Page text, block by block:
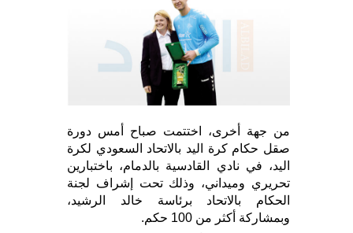
من جهة أخرى، اختتمت صباح أمس دورة
صقل حكام كرة اليد بالاتحاد السعودي لكرة
اليد، في نادي القادسية بالدمام، باختبارين
تحريري وميداني، وذلك تحت إشراف لجنة
الحكام بالاتحاد برئاسة خالد الرشيد،
وبمشاركة أكثر من 100 حكم.